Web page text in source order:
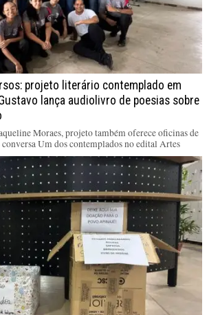
projeto literário contemplado em
lança audiolivro de poesias sobre
Moraes, projeto também oferece oficinas de
Um dos contemplados no edital Artes